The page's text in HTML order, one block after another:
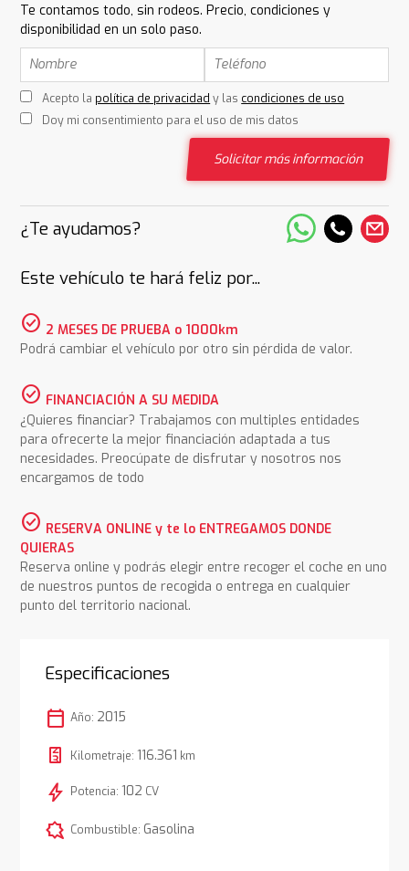
Te contamos todo, sin rodeos. Precio, condiciones y
disponibilidad en un solo paso.
Acepto la política de privacidad y las condiciones de uso
Doy mi consentimiento para el uso de mis datos
Solicitar más información
¿Te ayudamos?
Este vehículo te hará feliz por...
check_circle 2 MESES DE PRUEBA o 1000km
Podrá cambiar el vehículo por otro sin pérdida de valor.
check_circle FINANCIACIÓN A SU MEDIDA
¿Quieres financiar? Trabajamos con multiples entidades
para ofrecerte la mejor financiación adaptada a tus
necesidades. Preocúpate de disfrutar y nosotros nos
encargamos de todo
check_circle RESERVA ONLINE y te lo ENTREGAMOS DONDE
QUIERAS
Reserva online y podrás elegir entre recoger el coche en uno
de nuestros puntos de recogida o entrega en cualquier
punto del territorio nacional.
Especificaciones
calendar_today Año: 2015
Kilometraje: 116.361 km
bolt Potencia: 102 CV
comic_bubble Combustible: Gasolina